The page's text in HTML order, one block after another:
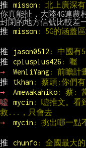
推
misson : 北上廣深有
你真能扯，大陸4G連農
推
misson : 5G的涵蓋
推 jason0512 : 中國有
推
cplusplus426 : 喔
→
WenliYang: 前瞻計
推
tkhan : 蔡頭:你們
→
Amewakahiko: 蔡: 當
噓
mycin : 噓推文。看
救...，只會去
→
mycin : 挑出哪一點
推 chunfo: 全國最大的